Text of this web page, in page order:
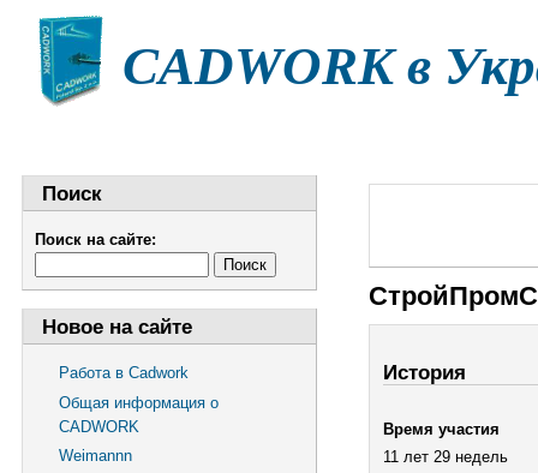
CADWORK в
Поиск
Поиск на сайте:
Новое на сайте
Работа в Cadwork
Общая информация о
CADWORK
Weimannn
История
Время участия
11 лет 29 недель